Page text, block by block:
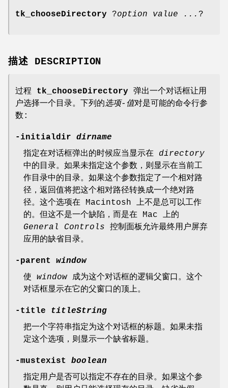
tk_chooseDirectory ?option value ... ?
描述 DESCRIPTION
过程 tk_chooseDirectory 弹出一个对话框让用
户选择一个目录。下列的选项-值对是可能的命令行参
数:
-initialdir
dirname
指定在对话框弹出的时候应当显示在 directory
中的目录。如果未指定这个参数，则显示在当前工
作目录中的目录。如果这个参数指定了一个相对路
径，返回值将把这个相对路径转换成一个绝对路
径。这个选项在 Macintosh 上不是总可以工作
的。但这不是一个缺陷，而是在 Mac 上的
General Controls 控制面板允许最终用户屏弃
应用的缺省目录。
-parent
window
使 window 成为这个对话框的逻辑父窗口。这个
对话框显示在它的父窗口的顶上。
-title
titleString
把一个字符串指定为这个对话框的标题。如果未指
定这个选项，则显示一个缺省标题。
-mustexist
boolean
指定用户是否可以指定不存在的目录。如果这个参